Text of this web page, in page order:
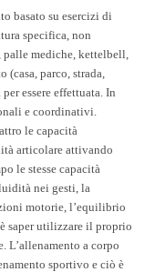
basato su esercizi di
specifica, non
mediche, kettelbell,
(casa, parco, strada,
essere effettuata. In
e coordinativi.
le capacità
articolare attivando
le stesse capacità
nei gesti, la
motorie, l’equilibrio
saper utilizzare il proprio
L’allenamento a corpo
sportivo e ciò è